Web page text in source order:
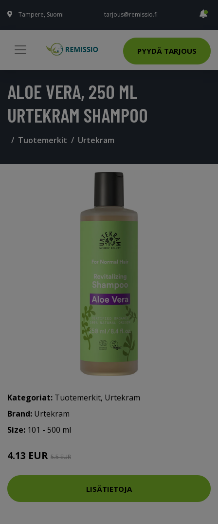
Tampere, Suomi tarjous@remissio.fi
PYYDÄ TARJOUS
ALOE VERA, 250 ML
URTEKRAM SHAMPOO
Tuotemerkit Urtekram
Kategoriat: Tuotemerkit, Urtekram
Brand: Urtekram
Size: 101 - 500 ml
4.13 EUR 5.5 EUR
LISÄTIETOJA